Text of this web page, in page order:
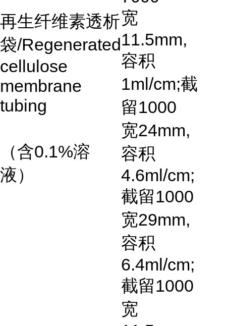
再生纤维素透析
袋/Regenerated
cellulose
membrane
tubing
宽
11.5mm,
容积
1ml/cm;截
留1000
（含0.1%溶
液）
宽24mm,
容积
4.6ml/cm;
截留1000
宽29mm,
容积
6.4ml/cm;
截留1000
宽